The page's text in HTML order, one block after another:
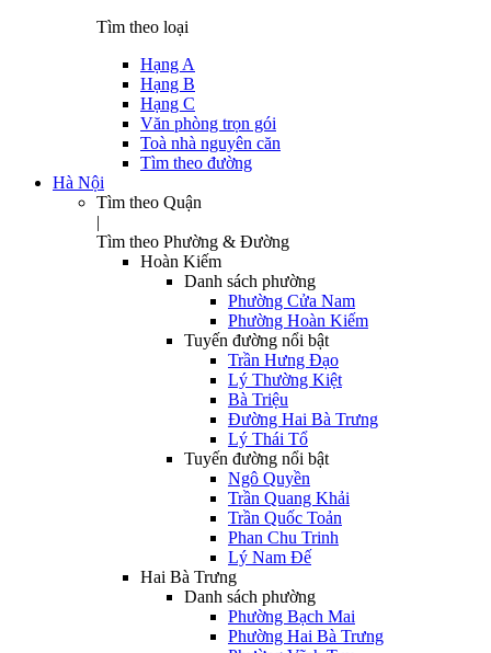
Tìm theo loại
Hạng A
Hạng B
Hạng C
Văn phòng trọn gói
Toà nhà nguyên căn
Tìm theo đường
Hà Nội
Tìm theo Quận
|
Tìm theo Phường & Đường
Hoàn Kiếm
Danh sách phường
Phường Cửa Nam
Phường Hoàn Kiếm
Tuyến đường nổi bật
Trần Hưng Đạo
Lý Thường Kiệt
Bà Triệu
Đường Hai Bà Trưng
Lý Thái Tổ
Tuyến đường nổi bật
Ngô Quyền
Trần Quang Khải
Trần Quốc Toản
Phan Chu Trinh
Lý Nam Đế
Hai Bà Trưng
Danh sách phường
Phường Bạch Mai
Phường Hai Bà Trưng